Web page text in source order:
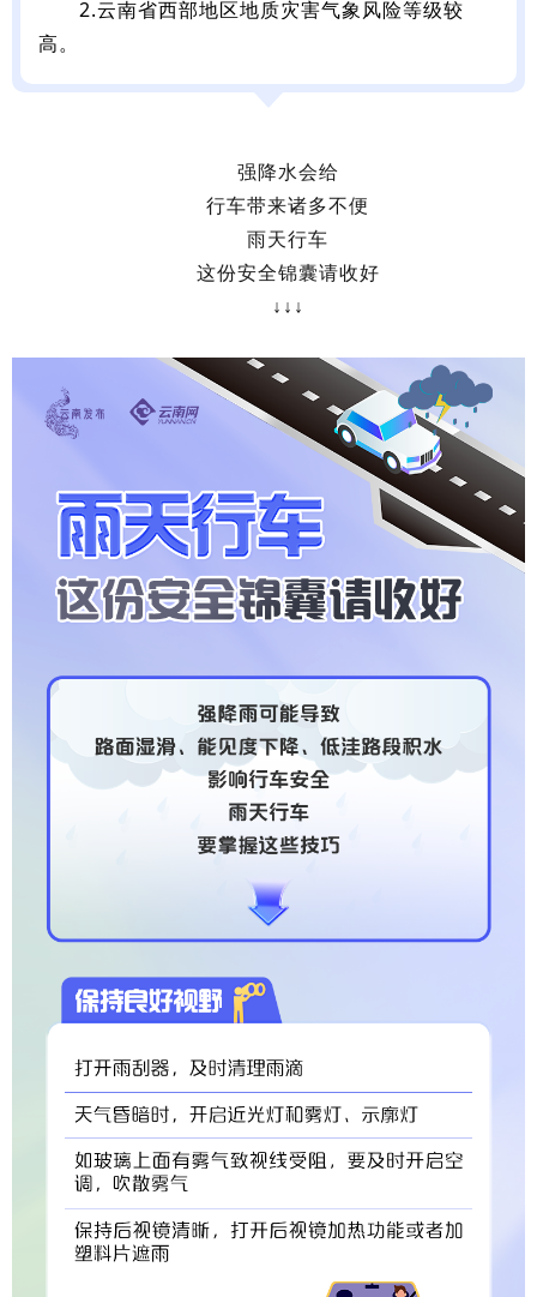
2.云南省西部地区地质灾害气象风险等级较
高。
强降水会给
行车带来诸多不便
雨天行车
这份安全锦囊请收好
↓↓↓